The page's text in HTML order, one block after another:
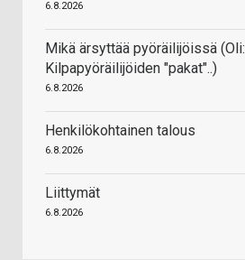
6.8.2026
Mikä ärsyttää pyöräilijöissä (Oli:
Kilpapyöräilijöiden "pakat"..)
6.8.2026
Henkilökohtainen talous
6.8.2026
Liittymät
6.8.2026